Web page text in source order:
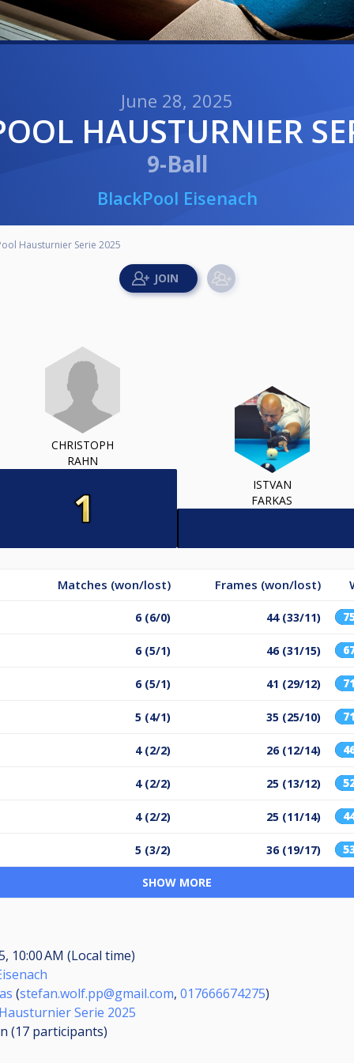
June 28, 2025
HAUSTURNIER
9-Ball
BlackPool Eisenach
Hausturnier Serie 2025
CHRISTOPH
RAHN
ISTVAN
FARKAS
Matches (won/lost) Frames (won/lost)
6 (6/0) 44 (33/11)
6 (5/1) 46 (31/15)
6 (5/1) 41 (29/12)
5 (4/1) 35 (25/10)
4 (2/2) 26 (12/14)
4 (2/2) 25 (13/12)
4 (2/2) 25 (11/14)
5 (3/2) 36 (19/17)
SHOW MORE
10:00 AM (Local time)
(stefan.wolf.pp@gmail.com, 017666674275)
Serie 2025
(17 participants)